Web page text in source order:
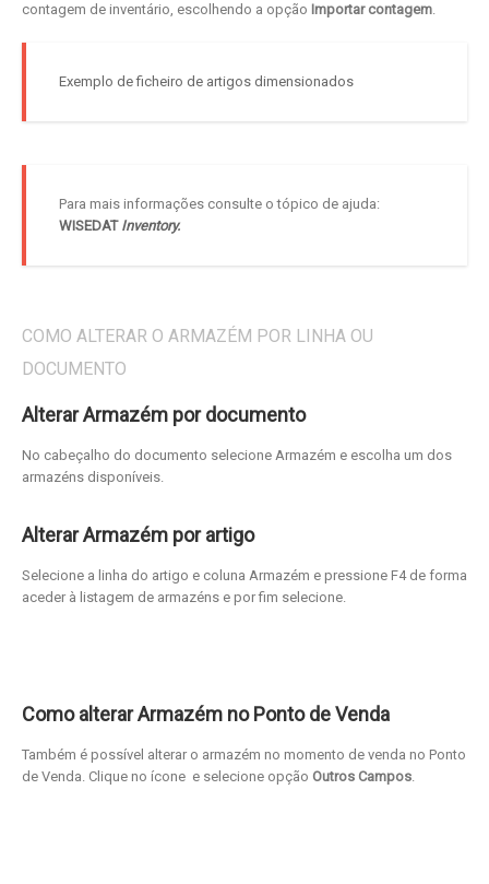
contagem de inventário, escolhendo a opção Importar contagem.
Exemplo de ficheiro de artigos dimensionados
Para mais informações consulte o tópico de ajuda:
WISEDAT Inventory.
COMO ALTERAR O ARMAZÉM POR LINHA OU
DOCUMENTO
Alterar Armazém por documento
No cabeçalho do documento selecione Armazém e escolha um dos
armazéns disponíveis.
Alterar Armazém por artigo
Selecione a linha do artigo e coluna Armazém e pressione F4 de forma
aceder à listagem de armazéns e por fim selecione.
Como alterar Armazém no Ponto de Venda
Também é possível alterar o armazém no momento de venda no Ponto
de Venda. Clique no ícone e selecione opção Outros Campos.